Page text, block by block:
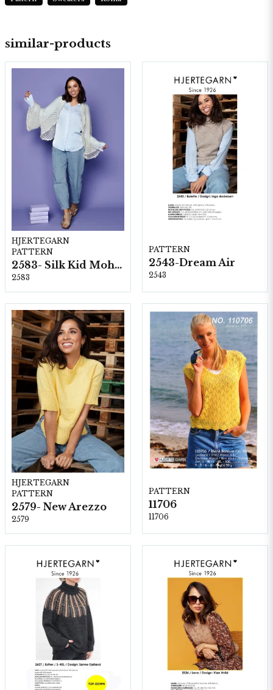
similar-products
HJERTEGARN
PATTERN
2583- Silk Kid Mohair
2583
PATTERN
2543-Dream Air
2543
HJERTEGARN
PATTERN
2579- New Arezzo
2579
PATTERN
11706
11706